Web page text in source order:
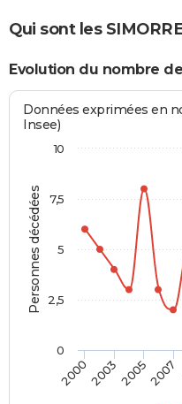
Qui sont les
Evolution du nombre
Personnes décédées
Données exprimées en
Insee)
2000200320052007
0
10
2,5
5
7,5